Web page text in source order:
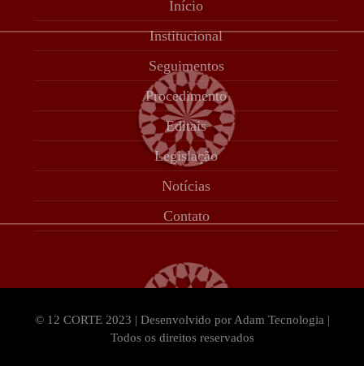
Início
Institucional
Seguimentos
Procedimento
Editais
Legislação
Notícias
Contato
© 12 CORTE 2023 | Desenvolvido por Adam Tecnologia |
Todos os direitos reservados